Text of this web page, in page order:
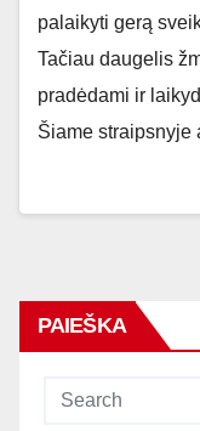
palaikyti gerą
Tačiau daugelis
pradėdami ir
Šiame
PAIEŠKA